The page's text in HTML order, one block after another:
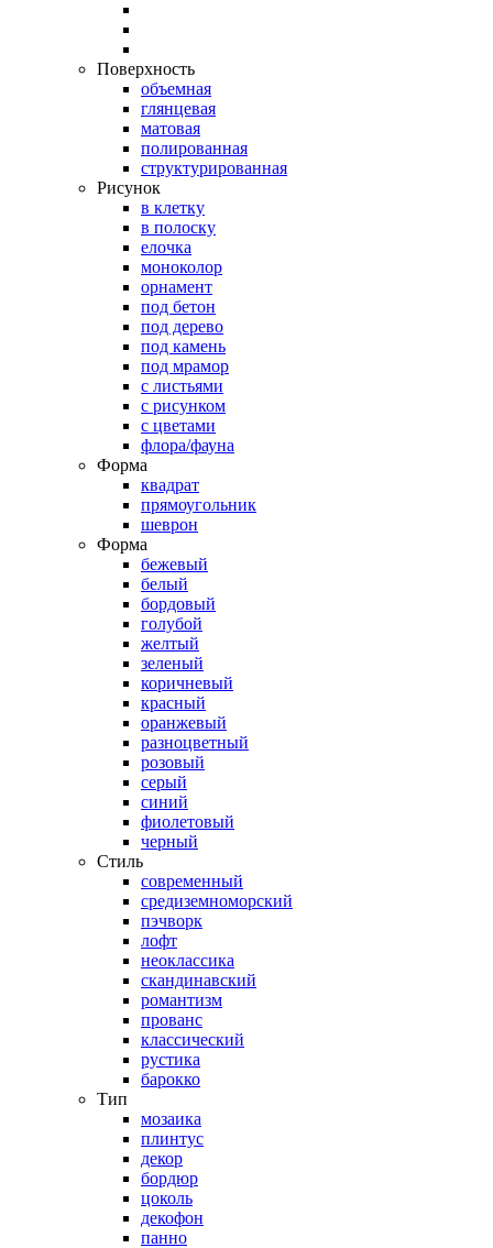
Поверхность
объемная
глянцевая
матовая
полированная
структурированная
Рисунок
в клетку
в полоску
елочка
моноколор
орнамент
под бетон
под дерево
под камень
под мрамор
с листьями
с рисунком
с цветами
флора/фауна
Форма
квадрат
прямоугольник
шеврон
Форма
бежевый
белый
бордовый
голубой
желтый
зеленый
коричневый
красный
оранжевый
разноцветный
розовый
серый
синий
фиолетовый
черный
Стиль
современный
средиземноморский
пэчворк
лофт
неоклассика
скандинавский
романтизм
прованс
классический
рустика
барокко
Тип
мозаика
плинтус
декор
бордюр
цоколь
декофон
панно